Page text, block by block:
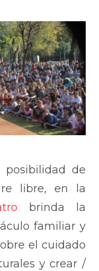
de
libre, en la
brinda la
familiar y
el cuidado
y crear /